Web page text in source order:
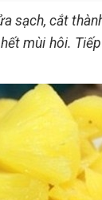
sạch, cắt
mùi hôi.